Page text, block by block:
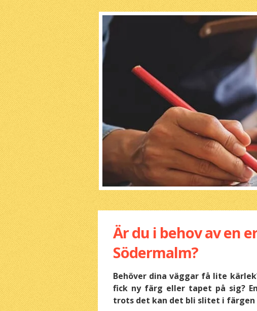
Är du i behov av en
Södermalm?
Behöver dina väggar få lite
fick ny färg eller tapet på sig?
trots det kan det bli slitet i